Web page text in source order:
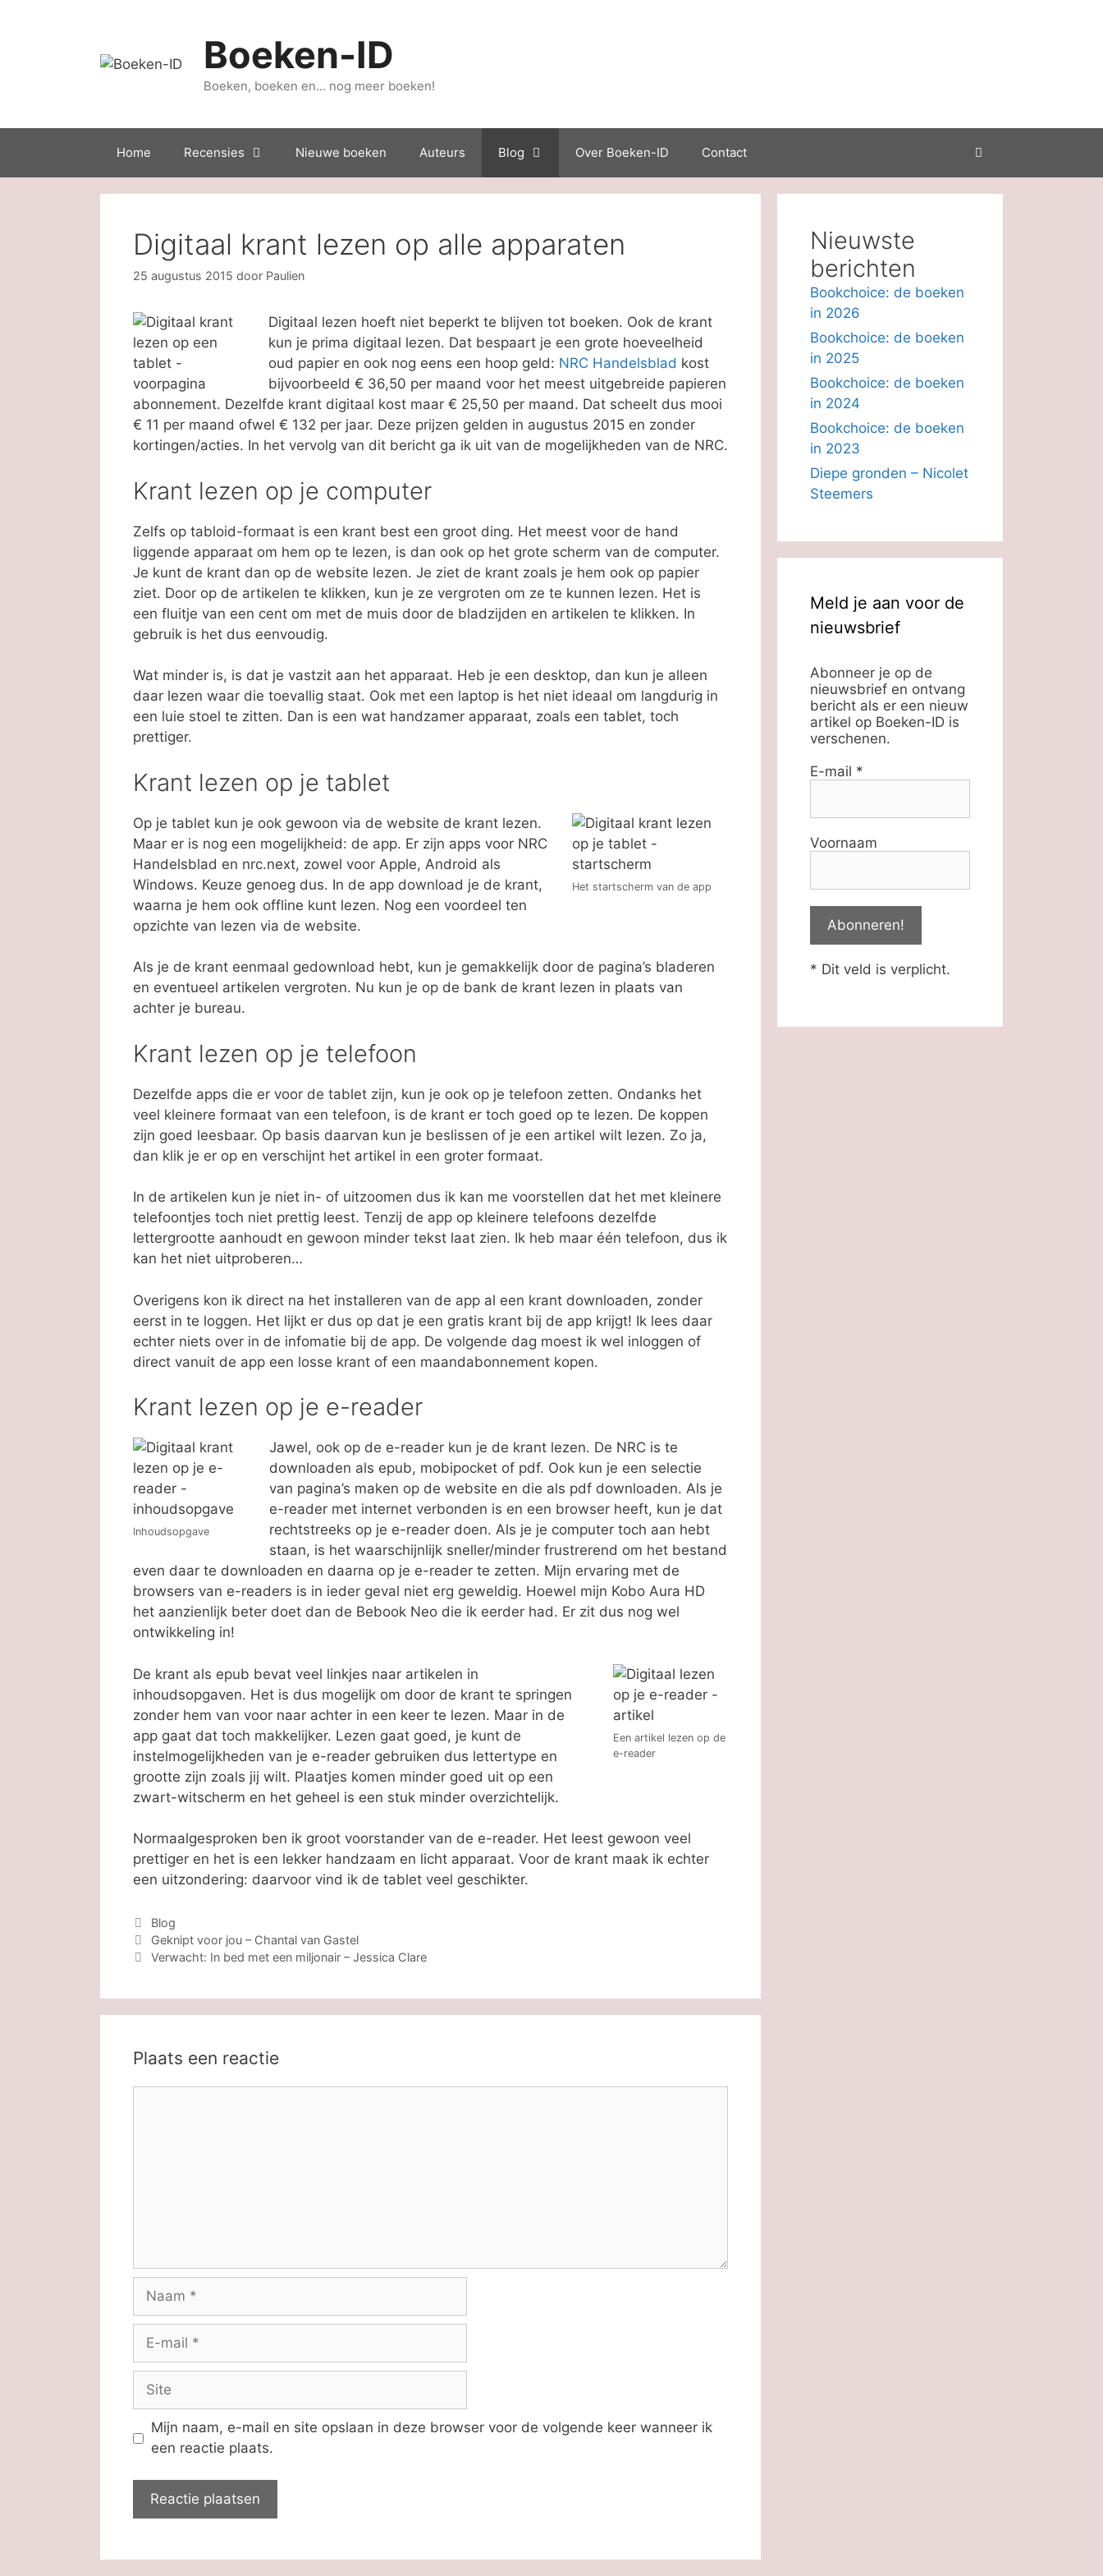
Boeken-ID
Boeken, boeken en… nog meer boeken!
Home Recensies Nieuwe boeken Auteurs Blog Over Boeken-ID Contact
Digitaal krant lezen op alle apparaten
25 augustus 2015 door Paulien
Digitaal lezen hoeft niet beperkt te blijven tot boeken. Ook de krant
kun je prima digitaal lezen. Dat bespaart je een grote hoeveelheid
oud papier en ook nog eens een hoop geld: NRC Handelsblad kost
bijvoorbeeld € 36,50 per maand voor het meest uitgebreide papieren
abonnement. Dezelfde krant digitaal kost maar € 25,50 per maand. Dat scheelt dus mooi
€ 11 per maand ofwel € 132 per jaar. Deze prijzen gelden in augustus 2015 en zonder
kortingen/acties. In het vervolg van dit bericht ga ik uit van de mogelijkheden van de NRC.
Krant lezen op je computer
Zelfs op tabloid-formaat is een krant best een groot ding. Het meest voor de hand
liggende apparaat om hem op te lezen, is dan ook op het grote scherm van de computer.
Je kunt de krant dan op de website lezen. Je ziet de krant zoals je hem ook op papier
ziet. Door op de artikelen te klikken, kun je ze vergroten om ze te kunnen lezen. Het is
een fluitje van een cent om met de muis door de bladzijden en artikelen te klikken. In
gebruik is het dus eenvoudig.
Wat minder is, is dat je vastzit aan het apparaat. Heb je een desktop, dan kun je alleen
daar lezen waar die toevallig staat. Ook met een laptop is het niet ideaal om langdurig in
een luie stoel te zitten. Dan is een wat handzamer apparaat, zoals een tablet, toch
prettiger.
Krant lezen op je tablet
Het startscherm van de app
Op je tablet kun je ook gewoon via de website de krant lezen.
Maar er is nog een mogelijkheid: de app. Er zijn apps voor NRC
Handelsblad en nrc.next, zowel voor Apple, Android als
Windows. Keuze genoeg dus. In de app download je de krant,
waarna je hem ook offline kunt lezen. Nog een voordeel ten
opzichte van lezen via de website.
Als je de krant eenmaal gedownload hebt, kun je gemakkelijk door de pagina’s bladeren
en eventueel artikelen vergroten. Nu kun je op de bank de krant lezen in plaats van
achter je bureau.
Krant lezen op je telefoon
Dezelfde apps die er voor de tablet zijn, kun je ook op je telefoon zetten. Ondanks het
veel kleinere formaat van een telefoon, is de krant er toch goed op te lezen. De koppen
zijn goed leesbaar. Op basis daarvan kun je beslissen of je een artikel wilt lezen. Zo ja,
dan klik je er op en verschijnt het artikel in een groter formaat.
In de artikelen kun je niet in- of uitzoomen dus ik kan me voorstellen dat het met kleinere
telefoontjes toch niet prettig leest. Tenzij de app op kleinere telefoons dezelfde
lettergrootte aanhoudt en gewoon minder tekst laat zien. Ik heb maar één telefoon, dus ik
kan het niet uitproberen…
Overigens kon ik direct na het installeren van de app al een krant downloaden, zonder
eerst in te loggen. Het lijkt er dus op dat je een gratis krant bij de app krijgt! Ik lees daar
echter niets over in de infomatie bij de app. De volgende dag moest ik wel inloggen of
direct vanuit de app een losse krant of een maandabonnement kopen.
Krant lezen op je e-reader
Inhoudsopgave
Jawel, ook op de e-reader kun je de krant lezen. De NRC is te
downloaden als epub, mobipocket of pdf. Ook kun je een selectie
van pagina’s maken op de website en die als pdf downloaden. Als je
e-reader met internet verbonden is en een browser heeft, kun je dat
rechtstreeks op je e-reader doen. Als je je computer toch aan hebt
staan, is het waarschijnlijk sneller/minder frustrerend om het bestand
even daar te downloaden en daarna op je e-reader te zetten. Mijn ervaring met de
browsers van e-readers is in ieder geval niet erg geweldig. Hoewel mijn Kobo Aura HD
het aanzienlijk beter doet dan de Bebook Neo die ik eerder had. Er zit dus nog wel
ontwikkeling in!
Een artikel lezen op de
e-reader
De krant als epub bevat veel linkjes naar artikelen in
inhoudsopgaven. Het is dus mogelijk om door de krant te springen
zonder hem van voor naar achter in een keer te lezen. Maar in de
app gaat dat toch makkelijker. Lezen gaat goed, je kunt de
instelmogelijkheden van je e-reader gebruiken dus lettertype en
grootte zijn zoals jij wilt. Plaatjes komen minder goed uit op een
zwart-witscherm en het geheel is een stuk minder overzichtelijk.
Normaalgesproken ben ik groot voorstander van de e-reader. Het leest gewoon veel
prettiger en het is een lekker handzaam en licht apparaat. Voor de krant maak ik echter
een uitzondering: daarvoor vind ik de tablet veel geschikter.
Categorieën
Blog
Geknipt voor jou – Chantal van Gastel
Verwacht: In bed met een miljonair – Jessica Clare
Plaats een reactie
Naam
Site
Mijn naam, e-mail en site opslaan in deze browser voor de volgende keer wanneer ik
een reactie plaats.
Nieuwste
berichten
Bookchoice: de boeken
in 2026
Bookchoice: de boeken
in 2025
Bookchoice: de boeken
in 2024
Bookchoice: de boeken
in 2023
Diepe gronden – Nicolet
Steemers
Meld je aan voor de
nieuwsbrief
Abonneer je op de
nieuwsbrief en ontvang
bericht als er een nieuw
artikel op Boeken-ID is
verschenen.
E-mail *
Voornaam
* Dit veld is verplicht.